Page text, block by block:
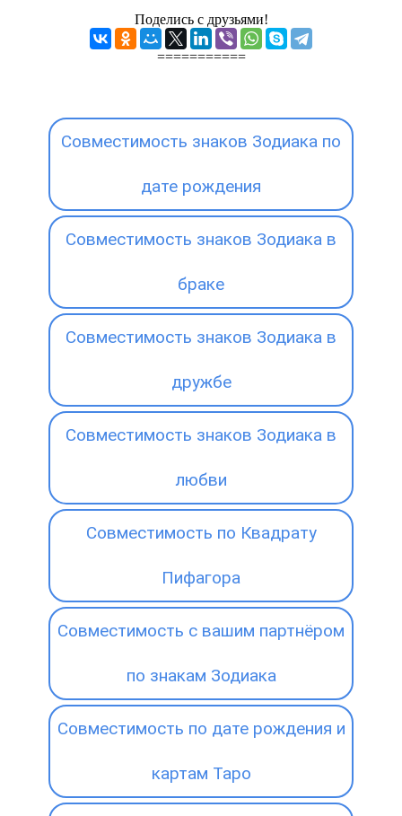
Поделись с друзьями!
===========
Совместимость знаков Зодиака по
дате рождения
Совместимость знаков Зодиака в
браке
Совместимость знаков Зодиака в
дружбе
Совместимость знаков Зодиака в
любви
Совместимость по Квадрату
Пифагора
Совместимость с вашим партнёром
по знакам Зодиака
Совместимость по дате рождения и
картам Таро